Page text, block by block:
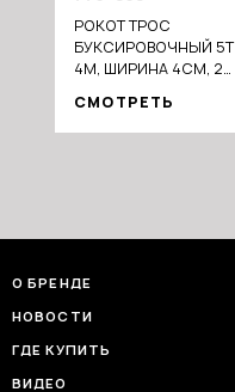
РОКОТ ТРОС
БУКСИРОВОЧНЫЙ 5Т
4М, ШИРИНА 4СМ, 2
СМОТРЕТЬ
О БРЕНДЕ
НОВОСТИ
ГДЕ КУПИТЬ
ВИДЕО